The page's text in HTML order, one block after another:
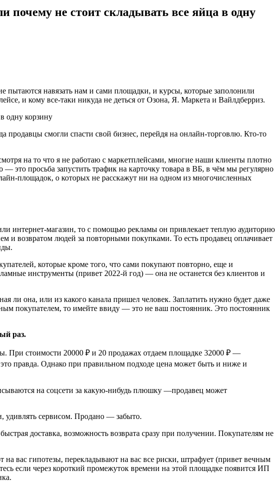
не стоит складывать все яйца в одну
пытаются навязать нам и сами площадки, и курсы, которые заполонили
и кому все-таки никуда не деться от Озона, Я. Маркета и Вайлдберриз.
продавцы смогли спасти свой бизнес, перейдя на онлайн-торговлю. Кто-то
на то что я не работаю с маркетплейсами, многие наши клиенты плотно
это просьба запустить трафик на карточку товара в ВБ, в чём мы регулярно
площадок, о которых не расскажут ни на одном из многочисленных
интернет-магазин, то с помощью рекламы он привлекает теплую аудиторию
и возвратом людей за повторными покупками. То есть продавец оплачивает
которые кроме того, что сами покупают повторно, еще и
инструменты (привет 2022-й год) — она не останется без клиентов и
ли она, или из какого канала пришел человек. Заплатить нужно будет даже
покупателем, то имейте ввиду — это не ваш постоянник. Это постоянник
раз.
При стоимости 20000 ₽ и 20 продажах отдаем площадке 32000 ₽ —
правда. Однако при правильном подходе цена может быть и ниже и
на соцсети за какую-нибудь плюшку —продавец может
удивлять сервисом. Продано — забыто.
доставка, возможность возврата сразу при получении. Покупателям не
вас гипотезы, перекладывают на вас все риски, штрафует (привет вечным
если через короткий промежуток времени на этой площадке появится ИП